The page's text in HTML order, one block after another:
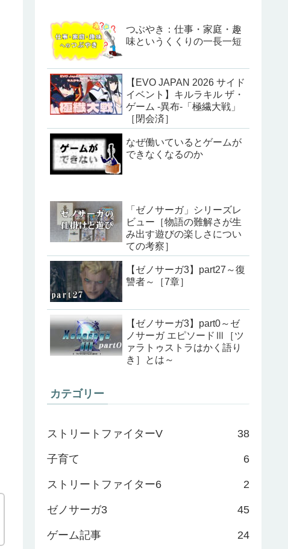
つぶやき：仕事・家庭・趣
味というくくりの一長一短
【EVO JAPAN 2026 サイド
イベント】キルラキル ザ・
ゲーム -異布-「極繊大戦」
［閉会済］
なぜ働いているとゲームが
できなくなるのか
「ゼノサーガ」シリーズレ
ビュー［物語の難解さが生
み出す遊びの楽しさについ
ての考察］
【ゼノサーガ3】part27～復
讐者～［7章］
【ゼノサーガ3】part0～ゼ
ノサーガ エピソードⅢ［ツ
ァラトゥストラはかく語り
き］とは～
カテゴリー
ストリートファイターV 38
子育て 6
ストリートファイター6 2
ゼノサーガ3 45
ゲーム記事 24